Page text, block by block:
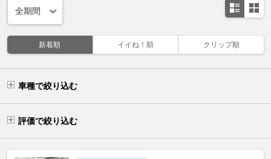
新着順 イイね！順 クリップ順
車種で絞り込む
評価で絞り込む